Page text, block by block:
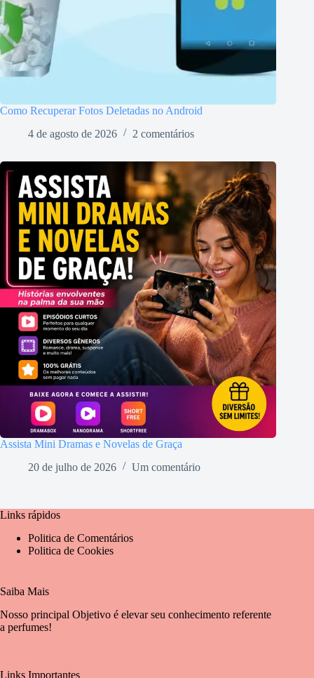
Como Recuperar Fotos Deletadas no Android
4 de agosto de 2026
2 comentários
Assista Mini Dramas e Novelas de Graça
20 de julho de 2026
Um comentário
Links rápidos
Politica de Comentários
Politica de Cookies
Saiba Mais
Nosso principal Objetivo é elevar seu conhecimento referente
a perfumes!
Links Importantes